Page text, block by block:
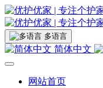
多语言
简体中文
网站首页